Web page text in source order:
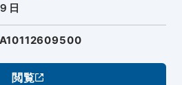
日
A10112609500
閲覧